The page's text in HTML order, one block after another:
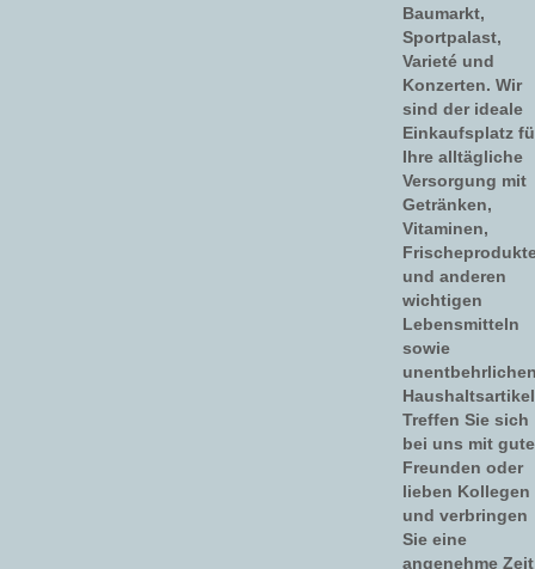
Baumarkt,
Sportpalast,
Varieté und
Konzerten. Wir
sind der ideale
Einkaufsplatz
Ihre alltägliche
Versorgung mit
Getränken,
Vitaminen,
und anderen
wichtigen
Lebensmitteln
sowie
Treffen Sie sich
bei uns mit
Freunden oder
lieben Kollegen
und verbringen
Sie eine
angenehme Zeit